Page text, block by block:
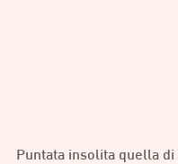
Puntata insolita quella di